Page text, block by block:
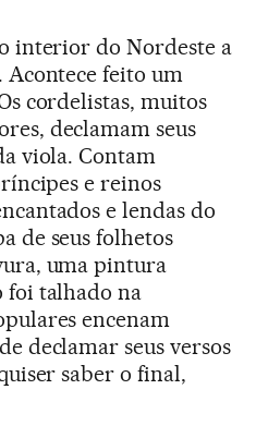
interior do Nordeste a
Acontece feito um
cordelistas, muitos
declamam seus
viola. Contam
e reinos
e lendas do
de seus folhetos
uma pintura
foi talhado na
encenam
declamar seus versos
saber o final,